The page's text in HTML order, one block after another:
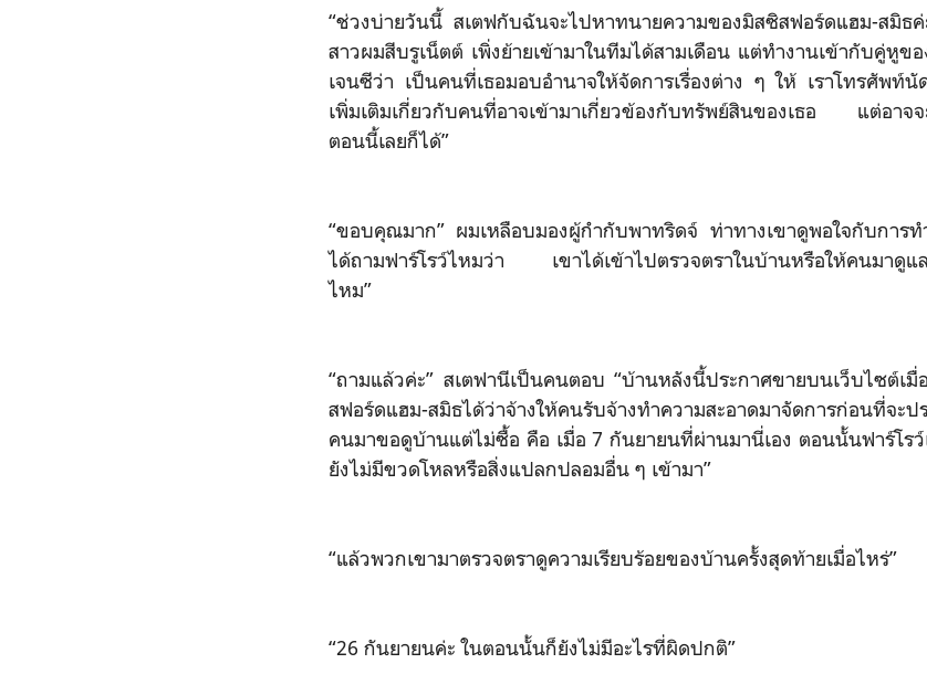
“ช่วงบ่ายวันนี้ สเตฟกับฉันจะไปหาทนายความของมิสซิสฟอร์ดแฮม-สมิธค่
สาวผมสีบรูเน็ตต์ เพิ่งย้ายเข้ามาในทีมได้สามเดือน แต่ทำงานเข้ากับคู่หูขอ
เจนซีว่า เป็นคนที่เธอมอบอำนาจให้จัดการเรื่องต่าง ๆ ให้ เราโทรศัพท์นั
เพิ่มเติมเกี่ยวกับคนที่อาจเข้ามาเกี่ยวข้องกับทรัพย์สินของเธอ แต่อาจจ
ตอนนี้เลยก็ได้”
“ขอบคุณมาก” ผมเหลือบมองผู้กำกับพาทริดจ์ ท่าทางเขาดูพอใจกับการ
ได้ถามฟาร์โรว์ไหมว่า เขาได้เข้าไปตรวจตราในบ้านหรือให้คนมาดูแล
ไหม”
“ถามแล้วค่ะ” สเตฟานีเป็นคนตอบ “บ้านหลังนี้ประกาศขายบนเว็บไซต์
สฟอร์ดแฮม-สมิธได้ว่าจ้างให้คนรับจ้างทำความสะอาดมาจัดการก่อนที่จะ
คนมาขอดูบ้านแต่ไม่ซื้อ คือ เมื่อ 7 กันยายนที่ผ่านมานี่เอง ตอนนั้นฟาร์โร
ยังไม่มีขวดโหลหรือสิ่งแปลกปลอมอื่น ๆ เข้ามา”
“แล้วพวกเขามาตรวจตราดูความเรียบร้อยของบ้านครั้งสุดท้ายเมื่อไหร่”
“26 กันยายนค่ะ ในตอนนั้นก็ยังไม่มีอะไรที่ผิดปกติ”